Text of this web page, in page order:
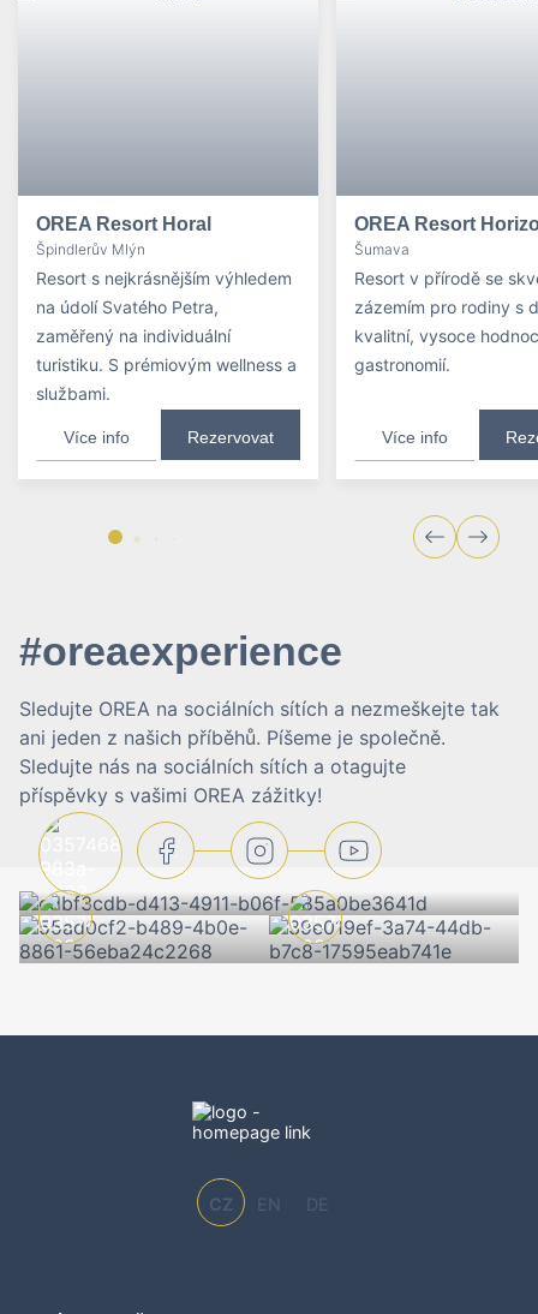
OREA Resort Horal
Špindlerův Mlýn
Resort s nejkrásnějším výhledem
na údolí Svatého Petra,
zaměřený na individuální
turistiku. S prémiovým wellness a
službami.
Více info Rezervovat
OREA Resort
Šumava
Resort v přírodě se
zázemím pro rodiny s
kvalitní, vysoce
gastronomií.
Více info
#oreaexperience
Sledujte OREA na sociálních sítích a nezmeškejte tak
ani jeden z našich příběhů. Píšeme je společně.
Sledujte nás na sociálních sítích a otagujte
příspěvky s vašimi OREA zážitky!
CZ EN DE